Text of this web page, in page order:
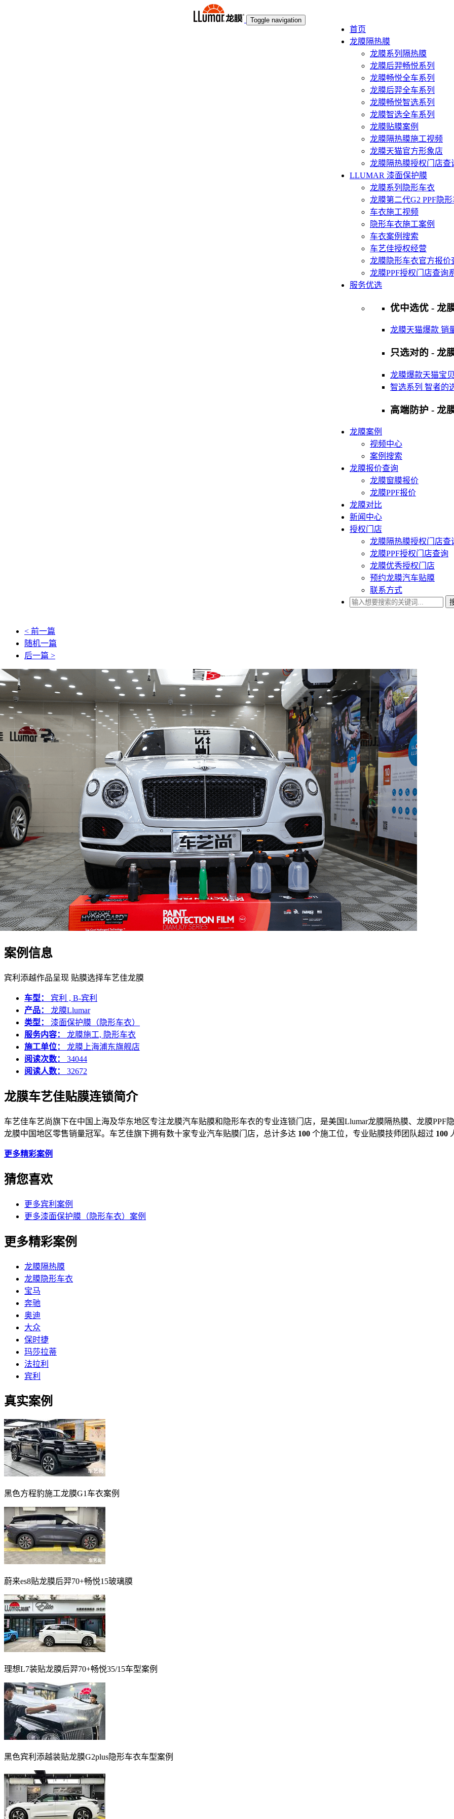
Toggle navigation
首页
龙膜隔热膜
龙膜系列隔热膜
龙膜后羿畅悦系列
龙膜畅悦全车系列
龙膜后羿全车系列
龙膜畅悦智选系列
龙膜智选全车系列
龙膜贴膜案例
龙膜隔热膜施工视频
龙膜天猫官方形象店
龙膜隔热膜授权门店查
LLUMAR 漆面保护膜
龙膜系列隐形车衣
龙膜第二代G2 PPF隐
车衣施工视频
隐形车衣施工案例
车衣案例搜索
车艺佳授权经营
龙膜隐形车衣官方报价
龙膜PPF授权门店查询
服务优选
优中选优 - 龙
龙膜天猫爆款 销
只选对的 - 龙
龙膜爆款天猫宝
智选系列 智者的
高端防护 - 龙
龙膜案例
视频中心
案例搜索
龙膜报价查询
龙膜窗膜报价
龙膜PPF报价
龙膜对比
新闻中心
授权门店
龙膜隔热膜授权门店查
龙膜PPF授权门店查询
龙膜优秀授权门店
预约龙膜汽车贴膜
联系方式
< 前一篇
随机一篇
后一篇 >
案例信息
宾利添越作品呈现 贴膜选择车艺佳龙膜
车型： 宾利 , B-宾利
产品： 龙膜Llumar
类型： 漆面保护膜（隐形车衣）
服务内容： 龙膜施工, 隐形车衣
施工单位： 龙膜上海浦东旗舰店
阅读次数： 34044
阅读人数： 32672
龙膜车艺佳贴膜连锁简介
车艺佳车艺尚旗下在中国上海及华东地区专注龙膜汽车贴膜和隐形车衣的专业连锁门店，是美国Llumar龙膜隔热膜、龙膜
龙膜中国地区零售销量冠军。车艺佳旗下拥有数十家专业汽车贴膜门店，总计多达 100 个施工位，专业贴膜技师团队超过 100
更多精彩案例
猜您喜欢
更多宾利案例
更多漆面保护膜（隐形车衣）案例
更多精彩案例
龙膜隔热膜
龙膜隐形车衣
宝马
奔驰
奥迪
大众
保时捷
玛莎拉蒂
法拉利
宾利
真实案例
黑色方程豹施工龙膜G1车衣案例
蔚来es8贴龙膜后羿70+畅悦15玻璃膜
理想L7装贴龙膜后羿70+畅悦35/15车型案例
黑色宾利添越装贴龙膜G2plus隐形车衣车型案例